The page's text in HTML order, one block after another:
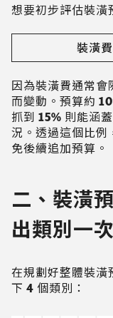
想要初步評估裝潢
裝潢
因為裝潢費通常會
而變動。預算約
抓到 15% 則能涵
況。透過這個比例
免後續追加預算。
二、裝潢
出類別一
在規劃好整體裝潢
下 4 個類別：